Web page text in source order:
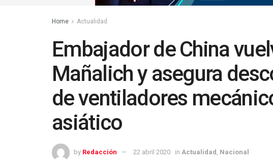
Home Actualidad
Embajador de China
Mañalich y asegura
de ventiladores
asiático
by Redacción 22 abril 2020 in Actualidad Nacional